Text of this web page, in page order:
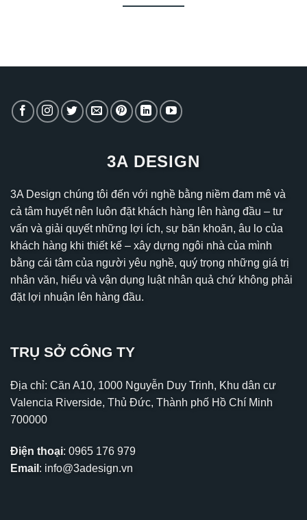
3A DESIGN
3A Design chúng tôi đến với nghề bằng niềm đam mê và
cả tâm huyết nên luôn đặt khách hàng lên hàng đầu – tư
vấn và giải quyết những lợi ích, sự băn khoăn, âu lo của
khách hàng khi thiết kế – xây dựng ngôi nhà của mình
bằng cái tâm của người yêu nghề, quý trọng những giá trị
nhân văn, hiểu và vận dụng luật nhân quả chứ không phải
đặt lợi nhuận lên hàng đầu.
TRỤ SỞ CÔNG TY
Địa chỉ: Căn A10, 1000 Nguyễn Duy Trinh, Khu dân cư
Valencia Riverside, Thủ Đức, Thành phố Hồ Chí Minh
700000
Điện thoại: 0965 176 979
Email : info@3adesign.vn